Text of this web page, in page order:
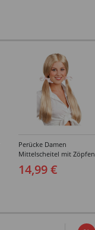
Perücke Damen
Mittelscheitel mit Zöpfen
Schoolgirl, blond
14,99 €